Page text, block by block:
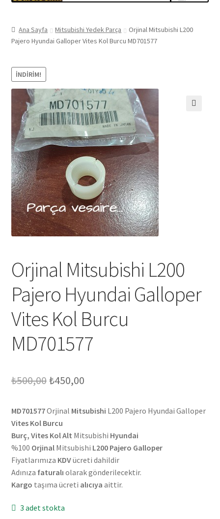
Ana Sayfa Mitsubishi Yedek Parça
Orjinal Mitsubishi L200
Pajero Hyundai Galloper Vites Kol Burcu MD701577
İNDIRIM!
Orjinal Mitsubishi L200
Pajero Hyundai Galloper
Vites Kol Burcu
MD701577
₺500,00Orijinal
₺500,00.
₺450,00Şu
fiyat:
₺450,00.
MD701577Orjinal Mitsubishi L200 Pajero Hyundai Galloper
Vites Kol Burcu
Burç, Vites Kol Alt Mitsubishi Hyundai
%100 OrjinalMitsubishi L200 Pajero Galloper
Fiyatlarımıza KDVücreti dahildir
Adınıza faturalı olarak gönderilecektir.
Kargo taşıma ücreti alıcıya aittir.
3 adet stokta